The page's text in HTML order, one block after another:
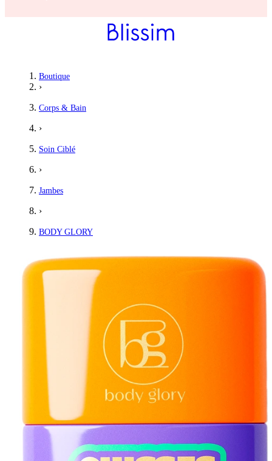
Boutique
›
Corps & Bain
›
Soin Ciblé
›
Jambes
›
BODY GLORY